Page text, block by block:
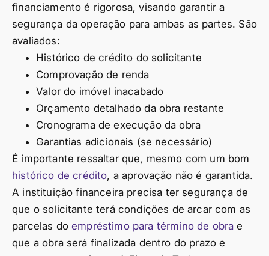
financiamento é rigorosa, visando garantir a
segurança da operação para ambas as partes. São
avaliados:
Histórico de crédito do solicitante
Comprovação de renda
Valor do imóvel inacabado
Orçamento detalhado da obra restante
Cronograma de execução da obra
Garantias adicionais (se necessário)
É importante ressaltar que, mesmo com um bom
histórico de crédito, a aprovação não é garantida.
A instituição financeira precisa ter segurança de
que o solicitante terá condições de arcar com as
parcelas doempréstimo para término de obra e
que a obra será finalizada dentro do prazo e